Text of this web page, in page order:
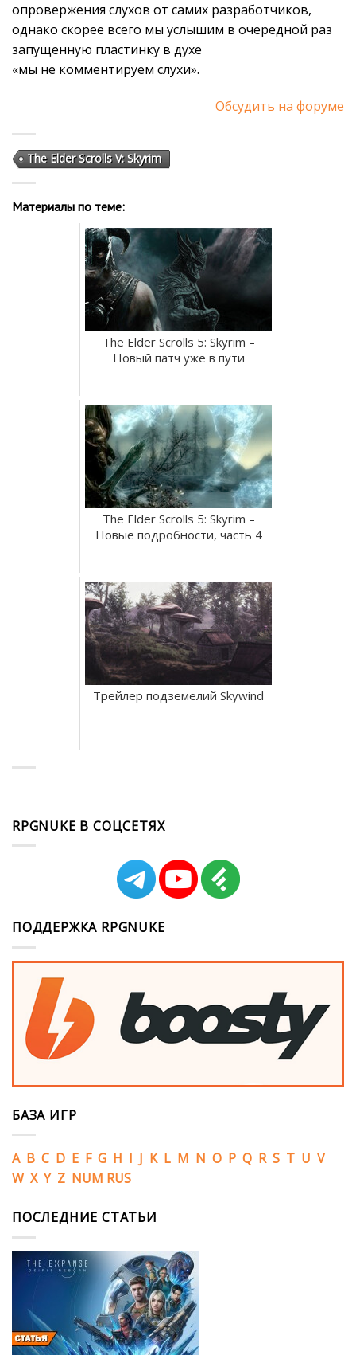
опровержения слухов от самих разработчиков,
однако скорее всего мы услышим в очередной раз
запущенную пластинку в духе
«мы не комментируем слухи».
Обсудить на форуме
The Elder Scrolls V: Skyrim
Материалы по теме:
The Elder Scrolls 5: Skyrim –
Новый патч уже в пути
The Elder Scrolls 5: Skyrim –
Новые подробности, часть 4
Трейлер подземелий Skywind
RPGNUKE В СОЦСЕТЯХ
ПОДДЕРЖКА RPGNUKE
БАЗА ИГР
A B C D E F G H I J K L M N O P Q R S T U V
W X Y Z NUM RUS
ПОСЛЕДНИЕ СТАТЬИ